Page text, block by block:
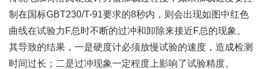
制在国标GBT230/T-91要求的8秒内，则会出现如图中红色
曲线在试验力F总时不断的过冲和卸除来接近F总的现象。
其导致的结果，一是硬度计必须放慢试验的速度，造成检测
时间过长；二是过冲现象一定程度上影响了试验精度。